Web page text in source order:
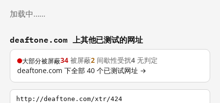
加载中……
deaftone.com 上其他已测试的网址
大部分被屏蔽34 被屏蔽2 间歇性受扰4 无判定
deaftone.com 下全部 40 个已测试网址 →
http://deaftone.com/xtr/424